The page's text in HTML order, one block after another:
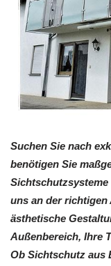
Suchen Sie nach
benötigen Sie
Sichtschutzsysteme
uns an der richtigen
ästhetische
Außenbereich, Ihre
Ob Sichtschutz aus